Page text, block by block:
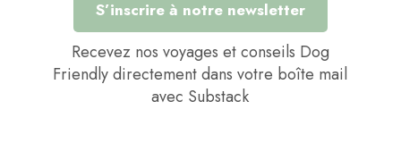
S’inscrire à notre newsletter
Recevez nos voyages et conseils Dog
Friendly directement dans votre boîte mail
avec Substack